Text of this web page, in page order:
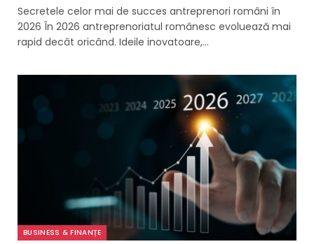
Secretele celor mai de succes antreprenori români în
2026 În 2026 antreprenoriatul românesc evoluează mai
rapid decât oricând. Ideile inovatoare,…
BUSINESS & FINANȚE